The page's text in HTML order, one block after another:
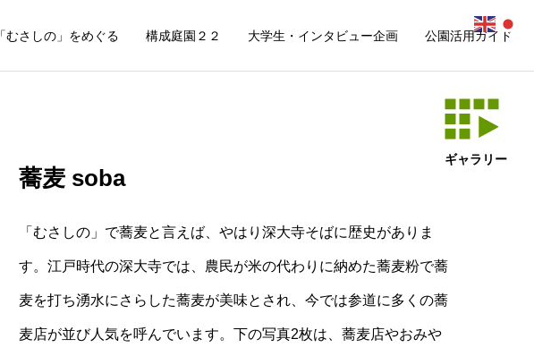
「むさしの」をめぐる 構成庭園２２ 大学生・インタビュー企画 公園活用ガイド
蕎麦 soba
「むさしの」で蕎麦と言えば、やはり深大寺そばに歴史がありま
す。江戸時代の深大寺では、農民が米の代わりに納めた蕎麦粉で蕎
麦を打ち湧水にさらした蕎麦が美味とされ、今では参道に多くの蕎
麦店が並び人気を呼んでいます。下の写真2枚は、蕎麦店やおみや
ギャラリー